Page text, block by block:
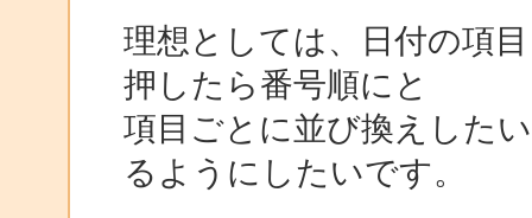
理想としては、日付の項
押したら番号順にと
項目ごとに並び換えした
るようにしたいです。